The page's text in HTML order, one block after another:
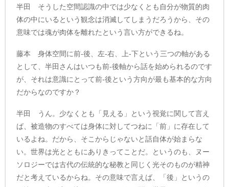
半田 そうした空間認識の中では少なくとも自分が物質的肉
体の中にいるという観念は消滅してしまうだろうから、その
意味では魂が肉体を離れたという言い方ができるね。
藤本 身体空間に前-後、左-右、上-下という三つの軸がある
として、半田さんはいつも前-後軸から話を始められるのです
が、それは意識にとって前-後という方向が最も基本的な方向
だからなのですか？
半田 うん。少なくとも「見える」という視覚に関して言え
ば、被造物のすべては身体に対してつねに「前」に存在して
いるよね。だから、そこからじゃないと話自体が始まらな
い。世界は光とともにありきってことだ。というのも、ヌー
ソロジーでは古代の伝統的な秘教と同じく光そのものが精神
だと考えているからね。その意味で言えば、「後」というの